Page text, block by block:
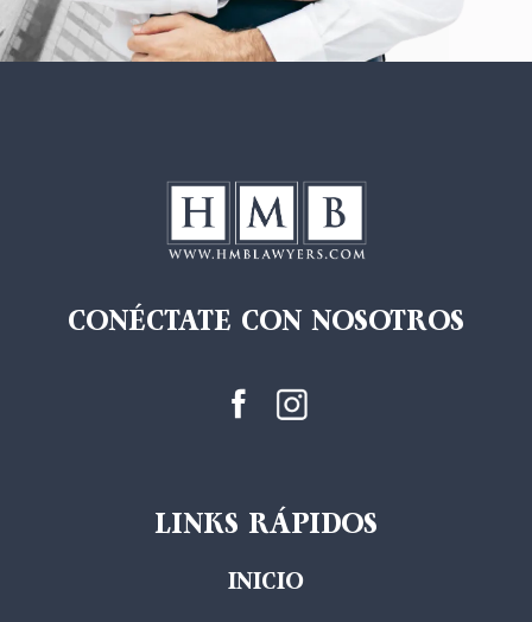
CONÉCTATE CON NOSOTROS
LINKS RÁPIDOS
INICIO